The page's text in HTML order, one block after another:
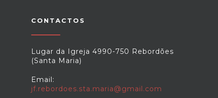
CONTACTOS
Lugar da Igreja 4990-750 Rebordões
(Santa Maria)
Email:
jf.rebordoes.sta.maria@gmail.com